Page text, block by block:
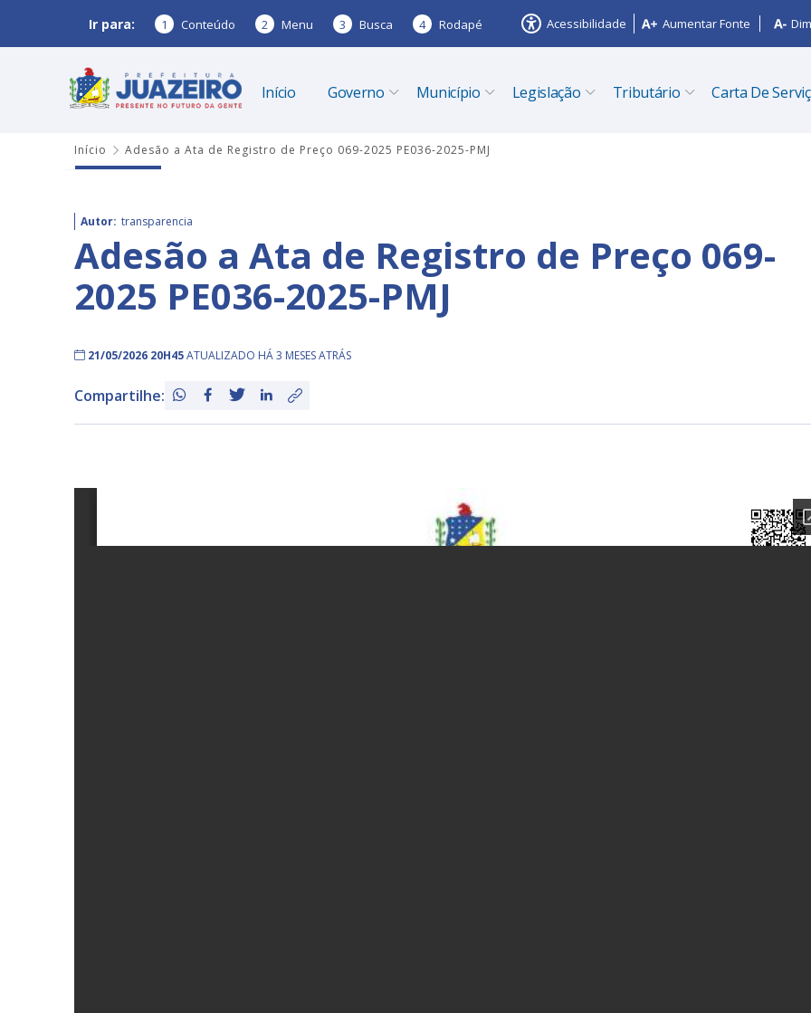
Ir para: 1 Conteúdo 2 Menu 3 Busca 4 Rodapé Acessibilidade Aumentar Fonte
Início Governo Município Legislação Tributário Carta De
Início Adesão a Ata de Registro de Preço 069-2025 PE036-2025-PMJ
Autor: transparencia
Adesão a Ata de Registro de Preço 069-
2025 PE036-2025-PMJ
21/05/2026 20H45ATUALIZADO HÁ 3 MESES ATRÁS
Compartilhe: